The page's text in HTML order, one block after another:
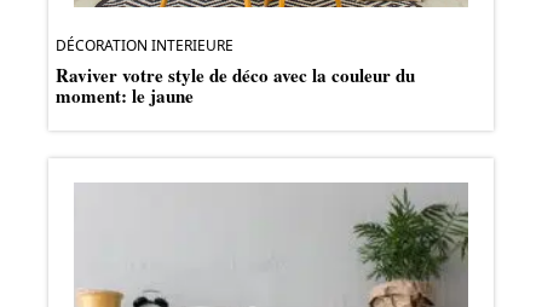
DÉCORATION INTERIEURE
Raviver votre style de déco avec la couleur du
moment: le jaune